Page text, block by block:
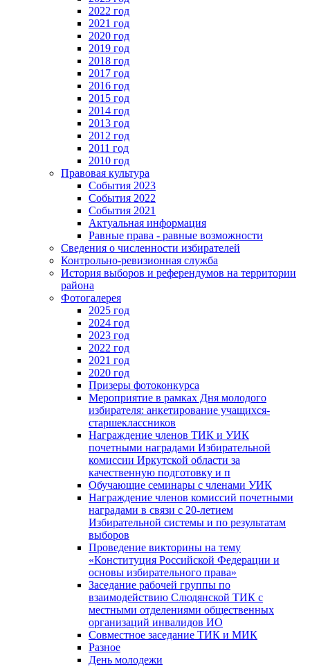
2022 год
2021 год
2020 год
2019 год
2018 год
2017 год
2016 год
2015 год
2014 год
2013 год
2012 год
2011 год
2010 год
Правовая культура
События 2023
События 2022
События 2021
Актуальная информация
Равные права - равные возможности
Сведения о численности избирателей
Контрольно-ревизионная служба
История выборов и референдумов на территории
района
Фотогалерея
2025 год
2024 год
2023 год
2022 год
2021 год
2020 год
Призеры фотоконкурса
Мероприятие в рамках Дня молодого
избирателя: анкетирование учащихся-
старшеклассников
Награждение членов ТИК и УИК
почетными наградами Избирательной
комиссии Иркутской области за
качественную подготовку и п
Обучающие семинары с членами УИК
Награждение членов комиссий почетными
наградами в связи с 20-летием
Избирательной системы и по результатам
выборов
Проведение викторины на тему
«Конституция Российской Федерации и
основы избирательного права»
Заседание рабочей группы по
взаимодействию Слюдянской ТИК с
местными отделениями общественных
организаций инвалидов ИО
Совместное заседание ТИК и МИК
Разное
День молодежи